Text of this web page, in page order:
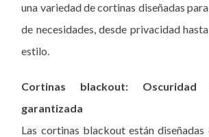
una variedad de cortinas diseñadas
de necesidades, desde privacidad
estilo.
Cortinas blackout: Oscuridad
garantizada
Las cortinas blackout están diseñadas